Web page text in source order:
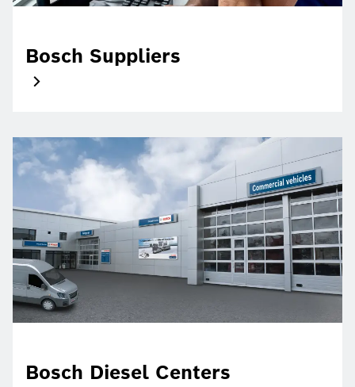
Bosch Suppliers
Bosch Diesel Centers